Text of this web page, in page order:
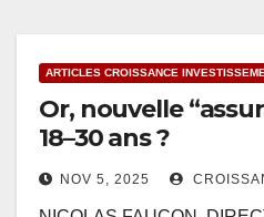
ARTICLES CROISSANCE
Or, nouvelle
18–30 ans ?
NOV 5, 2025